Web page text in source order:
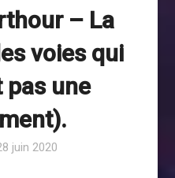
– La
voies qui
pas une
juin 2020